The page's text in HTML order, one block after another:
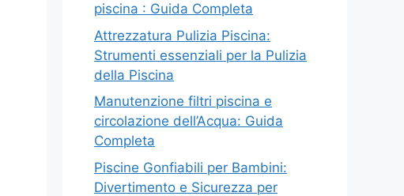
piscina : Guida Completa
Attrezzatura Pulizia Piscina:
Strumenti essenziali per la Pulizia
della Piscina
Manutenzione filtri piscina e
circolazione dell’Acqua: Guida
Completa
Piscine Gonfiabili per Bambini:
Divertimento e Sicurezza per